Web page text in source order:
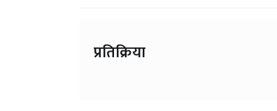
प्रतिक्रिया